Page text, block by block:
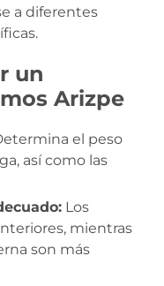
a diferentes
un
Arizpe
el peso
así como las
Los
mientras
son más